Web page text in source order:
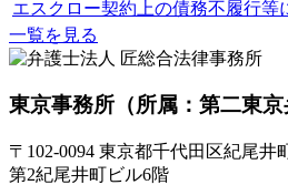
エスクロー契約上の債務不履行
一覧を見る
東京事務所 （所属：第二東京
〒102-0094 東京都千代田区紀尾井
第2紀尾井町ビル6階